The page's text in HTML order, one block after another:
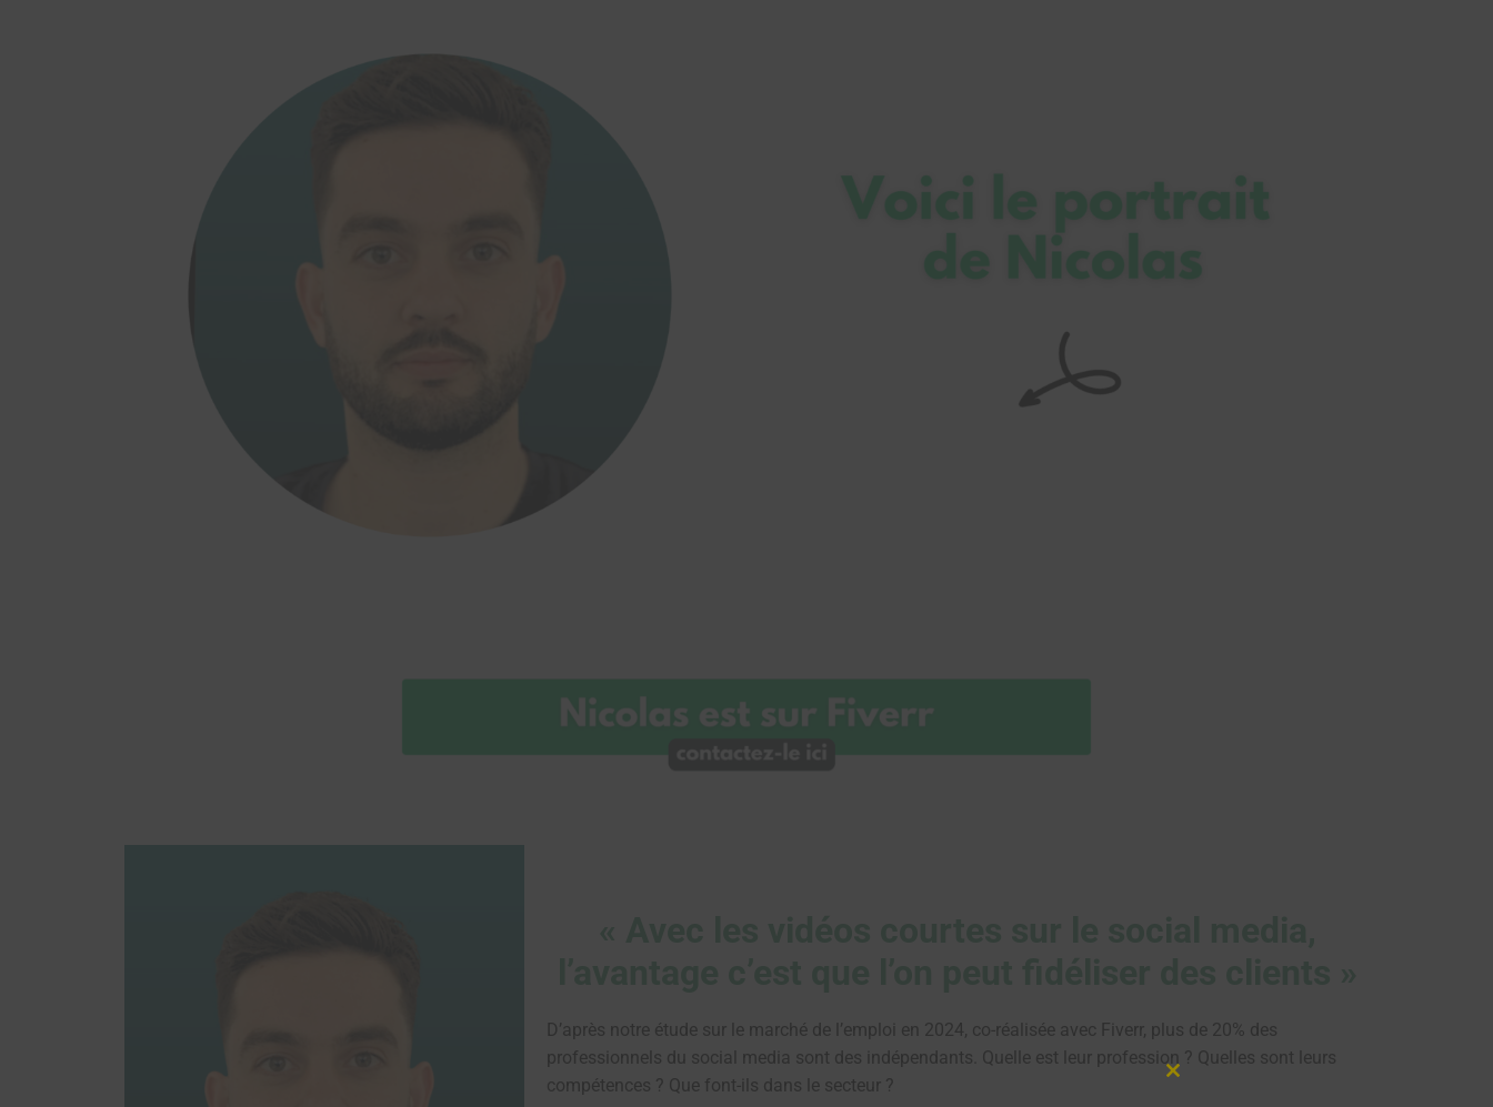
D’après notre étude sur le marché de l’emploi en 2024, co-réalisée avec Fiverr, plus de 20% des
professionnels du social media sont des indépendants. Quelle est leur profession ? Quelles sont leurs
compétences ? Que font-ils dans le secteur ?